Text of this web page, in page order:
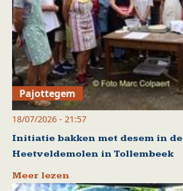
Pajottegem
18/07/2026 - 21:57
Initiatie bakken met desem in de
Heetveldemolen in Tollembeek
Meer lezen